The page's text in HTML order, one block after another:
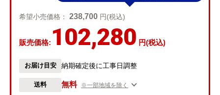
希望小売価格：238,700 円(税込)
販売価格: 102,280 円(税込)
お届け目安 納期確定後に工事日調整
送料 無料 ※一部地域を除く